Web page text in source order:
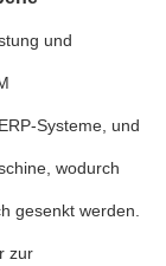
und
Systeme, und
wodurch
gesenkt werden.
zur